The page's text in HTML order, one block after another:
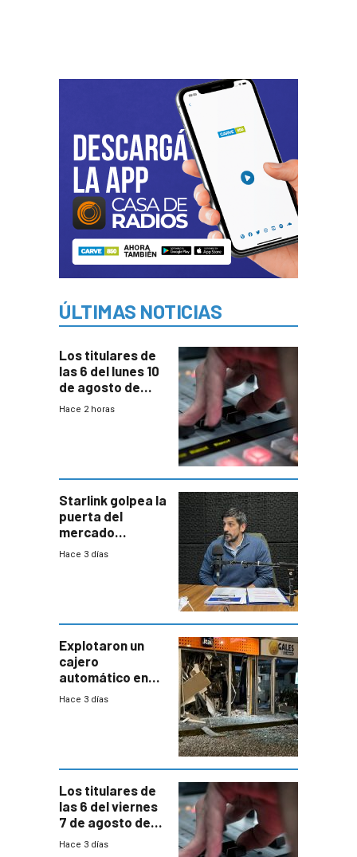
ÚLTIMAS NOTICIAS
Los titulares de
las 6 del lunes 10
de agosto de
2026
Hace 2 horas
Starlink golpea la
puerta del
mercado
uruguayo y Antel
con mayor
miedo”
Hace 3 días
Explotaron un
cajero
automático en
Parque Miramar;
Hace 3 días
Los titulares de
las 6 del viernes
7 de agosto de
2026
Hace 3 días